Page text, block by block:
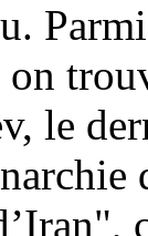
le